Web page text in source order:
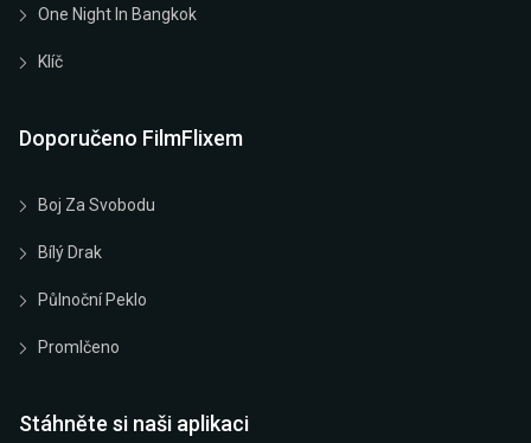
One Night In Bangkok
Klíč
Doporučeno FilmFlixem
Boj Za Svobodu
Bílý Drak
Půlnoční Peklo
Promlčeno
Stáhněte si naši aplikaci